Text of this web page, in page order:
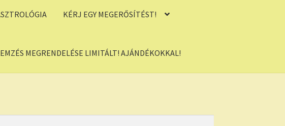
KÉRJ EGY MEGERŐSÍTÉST!
MEGRENDELÉSE LIMITÁLT! AJÁNDÉKOKKAL!